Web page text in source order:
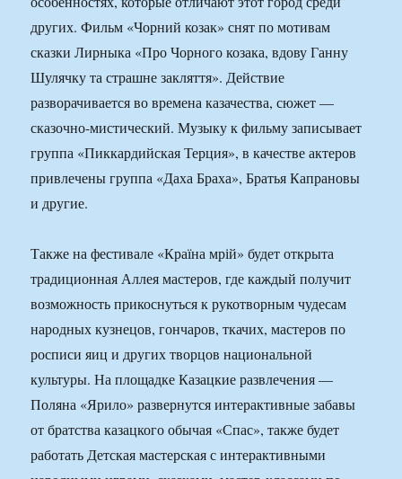
других. Фильм «Чорний козак» снят по мотивам
сказки Лирныка «Про Чорного козака, вдову Ганну
Шулячку та страшне закляття». Действие
разворачивается во времена казачества, сюжет —
сказочно-мистический. Музыку к фильму записывает
группа «Пиккардийская Терция», в качестве актеров
привлечены группа «Даха Браха», Братья Капрановы
и другие.
Также на фестивале «Країна мрій» будет открыта
традиционная Аллея мастеров, где каждый получит
возможность прикоснуться к рукотворным чудесам
народных кузнецов, гончаров, ткачих, мастеров по
росписи яиц и других творцов национальной
культуры. На площадке Казацкие развлечения —
Поляна «Ярило» развернутся интерактивные забавы
от братства казацкого обычая «Спас», также будет
работать Детская мастерская с интерактивными